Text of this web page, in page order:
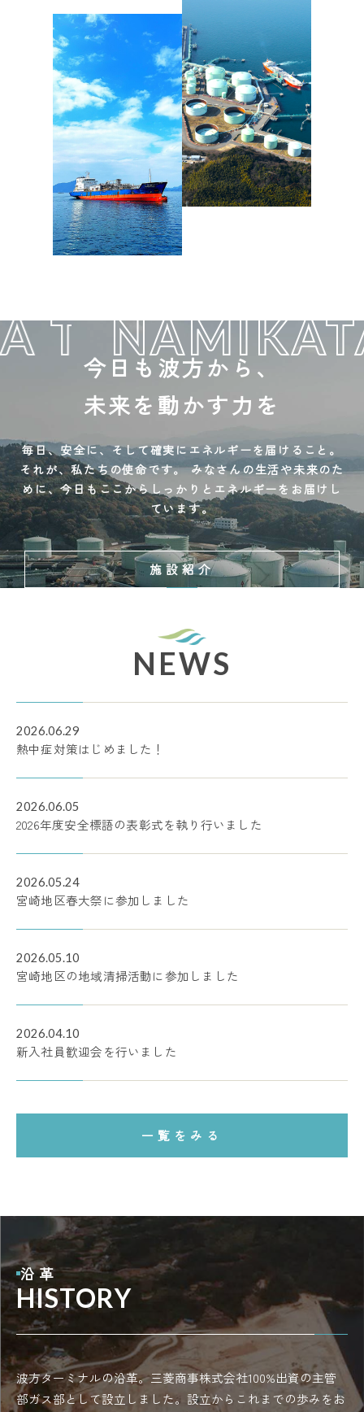
今日も波方から、
未来を動かす力を
毎日、安全に、そして確実にエネルギーを届けること。
それが、私たちの使命です。みなさんの生活や未来のた
めに、今日もここからしっかりとエネルギーをお届けし
ています。
施設紹介
TERMINAL
NEWS
2026.06.29
熱中症対策はじめました！
2026.06.05
2026年度安全標語の表彰式を執り行いました
2026.05.24
宮崎地区春大祭に参加しました
2026.05.10
宮崎地区の地域清掃活動に参加しました
2026.04.10
新入社員歓迎会を行いました
一覧をみる
沿革
HISTORY
波方ターミナルの沿革。三菱商事株式会社100%出資の主管
部ガス部として設立しました。設立からこれまでの歩みをお